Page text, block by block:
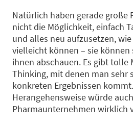
Natürlich haben gerade große
nicht die Möglichkeit, einfach
und alles neu aufzusetzen,
vielleicht können – sie können
ihnen abschauen. Es gibt tolle
Thinking, mit denen man sehr
konkreten Ergebnissen
Herangehensweise würde
Pharmaunternehmen wirklich